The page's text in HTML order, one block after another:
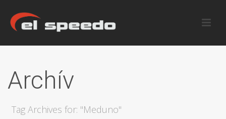
Archív
Tag Archives for: "Meduno"